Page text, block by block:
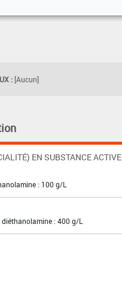
: [Aucun]
EN SUBSTANCE ACTIVE
: 100 g/L
: 400 g/L